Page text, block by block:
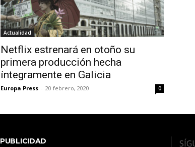
Actualidad
Netflix estrenará en otoño su
primera producción hecha
íntegramente en Galicia
Europa Press - 20 febrero, 2020 0
PUBLICIDAD